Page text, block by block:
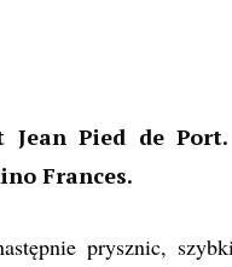
Jean Pied de
Frances.
prysznic,